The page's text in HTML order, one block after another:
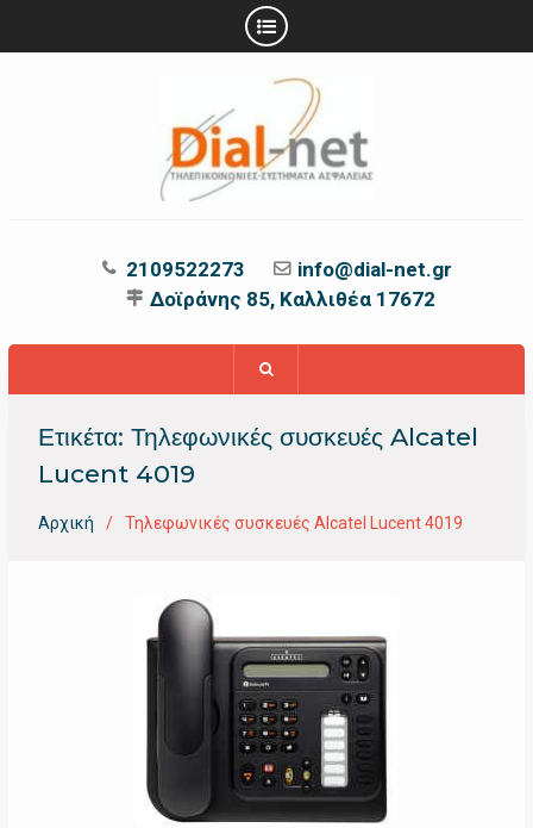
2109522273
info@dial-net.gr
Δοϊράνης 85, Καλλιθέα 17672
Ετικέτα: Τηλεφωνικές συσκευές Alcatel
Lucent 4019
Αρχική Τηλεφωνικές συσκευές Alcatel Lucent 4019